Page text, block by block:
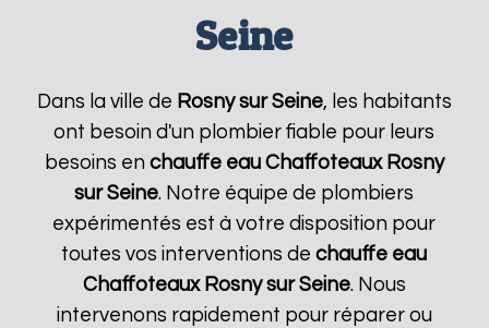
Seine
Dans la ville de Rosny sur Seine, les habitants
ont besoin d'un plombier fiable pour leurs
besoins en chauffe eau Chaffoteaux Rosny
sur Seine. Notre équipe de plombiers
expérimentés est à votre disposition pour
toutes vos interventions dechauffe eau
Chaffoteaux Rosny sur Seine. Nous
intervenons rapidement pour réparer ou